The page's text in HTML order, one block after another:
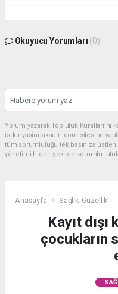
Okuyucu Yorumları (0)
Yorum yazarak Topluluk
isdunyasindakadin.com sitesine
tüm sorumluluğu tek başınıza
yönetimi hiçbir şekilde sorumlu
Anasayfa Sağlık-Güzellik
Kayıt
çocukların